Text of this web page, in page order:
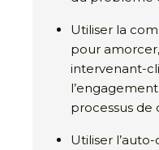
Utiliser la
pour
intervenant-
processus de
Utiliser